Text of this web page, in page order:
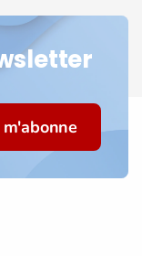
m'abonne